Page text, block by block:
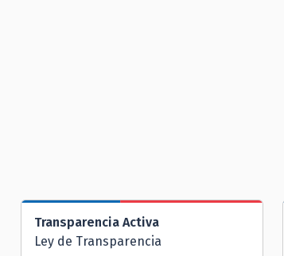
Transparencia Activa
Ley de Transparencia